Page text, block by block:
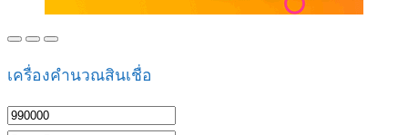
เครื่องคำนวณสินเชื่อ